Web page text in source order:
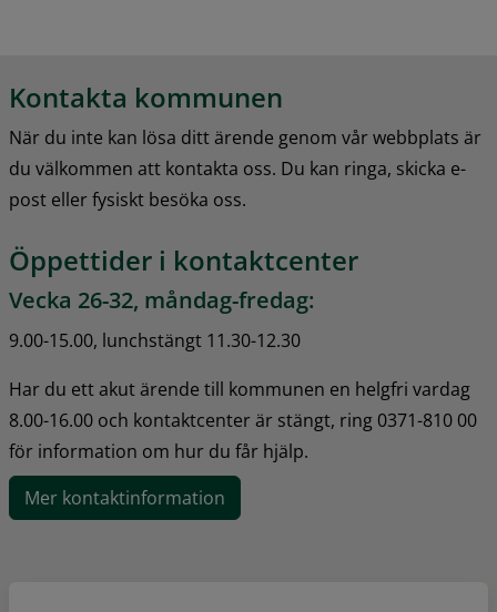
Kontakta kommunen
När du inte kan lösa ditt ärende genom vår webbplats är
du välkommen att kontakta oss. Du kan ringa, skicka e-
post eller fysiskt besöka oss.
Öppettider i kontaktcenter
Vecka 26-32, måndag-fredag:
9.00-15.00, lunchstängt 11.30-12.30
Har du ett akut ärende till kommunen en helgfri vardag
8.00-16.00 och kontaktcenter är stängt, ring 0371-810 00
för information om hur du får hjälp.
Mer kontaktinformation